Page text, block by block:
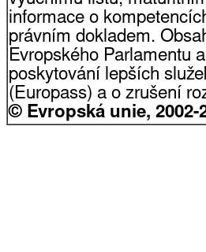
informace o
právním dokladem.
Evropského Parlamentu
poskytování lepších
(Europass) a o zrušení
© Evropská unie,